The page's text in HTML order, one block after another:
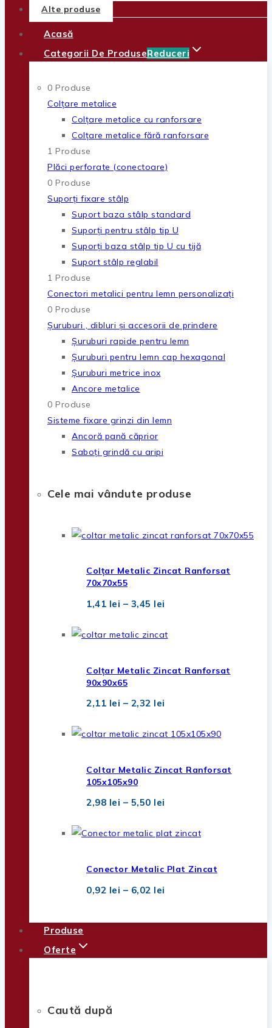
Alte produse
Acasă
Categorii De ProduseReduceri
0 Produse
Colțare metalice
Colțare metalice cu ranforsare
Colțare metalice fără ranforsare
1 Produse
Plăci perforate (conectoare)
0 Produse
Suporți fixare stâlp
Suport baza stâlp standard
Suporți pentru stâlp tip U
Suporți baza stâlp tip U cu tijă
Suport stâlp reglabil
1 Produse
Conectori metalici pentru lemn personalizați
0 Produse
Șuruburi , dibluri și accesorii de prindere
Șuruburi rapide pentru lemn
Șuruburi pentru lemn cap hexagonal
Șuruburi metrice inox
Ancore metalice
0 Produse
Sisteme fixare grinzi din lemn
Ancoră pană căprior
Saboți grindă cu aripi
Cele mai vândute produse
Colțar Metalic Zincat Ranforsat
70x70x55
1,41 lei – 3,45 lei
1,41 lei
3,45 lei
Colțar Metalic Zincat Ranforsat
90x90x65
2,11 lei – 2,32 lei
2,11 lei
2,32 lei
Coltar Metalic Zincat Ranforsat
105x105x90
2,98 lei – 5,50 lei
2,98 lei
5,50 lei
Conector Metalic Plat Zincat
0,92 lei – 6,02 lei
Produse
Oferte
Caută după